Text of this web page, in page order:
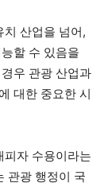
치 산업을 넘어,
할 수 있음을
우 관광 산업과
대한 중요한 시
피자 수용이라는
관광 행정이 국